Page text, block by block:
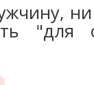
"для